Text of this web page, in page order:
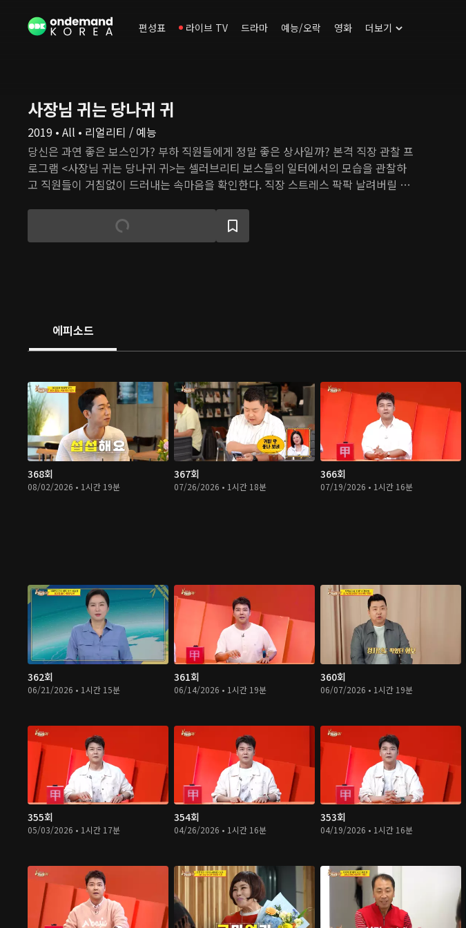
편성표 라이브 TV 드라마 예능/오락 영화 더보기
사장님 귀는 당나귀 귀
2019 • All • 리얼리티 / 예능
당신은 과연 좋은 보스인가? 부하 직원들에게 정말 좋은 상사일까? 본격 직장 관찰 프
로그램 <사장님 귀는 당나귀 귀>는 셀러브리티 보스들의 일터에서의 모습을 관찰하
고 직원들이 거침없이 드러내는 속마음을 확인한다. 직장 스트레스 팍팍 날려버릴 솔
에피소드
368회
08/02/2026 • 1시간 19분
367회
07/26/2026 • 1시간 18분
366회
07/19/2026 • 1시간 16분
362회
06/21/2026 • 1시간 15분
361회
06/14/2026 • 1시간 19분
360회
06/07/2026 • 1시간 19분
355회
05/03/2026 • 1시간 17분
354회
04/26/2026 • 1시간 16분
353회
04/19/2026 • 1시간 16분